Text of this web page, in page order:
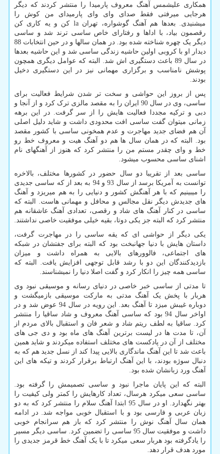
همکاری علیشمس آهنگ معروف پارمیدا را منتشر کردند که دیگر
هرجایی میرفتی فقط صدای وای وای پارمیدای من کوش را
میشنیدی. بعدها هم آهنگ گوشواره، تهرانla کن و یه کاری کن
رقصمون بیاد، با اداها و رفتارای خاص ساسی ترند شد و ساسی
دیگر یک چهره شناخته شده بود. در همان سالها و در حین انتخابات 88
دیدار او با کروبی اولین حاشیه زندگی ساسی شد و این حاشیه بعدها
در سال 89 باعث دستگیری اش شد. البته که عوامل دیگری همچون
پوشش نامناسب و برگزاری مهمانی نیز در این دستگیری دخیل
بودند.
پس از بروز این حواشی و سخت تر شدن شرایط فعالیت برای
ساسی، وی در سال 90 ایران را به مقصد مالزی ترک کرد و از آنجا و
دبی و ترکیه مجددا فعالیت هایش را از سر گرفت. در این برهه
زمانی میتوان گفت ساسی افت محدودی داشت و شاید دلیل اصلی
آن هم فضای جدید مهاجرت و عدم همخونی ساسی با کشور مقصد
بود. البته که در همان سال ها هم دو آهنگ هیت و معروف خط رو
خط و وای چقدر مستم من را منتشر کرد که هنوز از آهنگهای نام
اشنای ساسی محسوب میشود.
ساسی بعد از تقریبا دو سال حضور در کشورها مختلف، بالاخره
توانست به آمریکا برسد از سال 93 و 94 به بعد از که ساسی جدیدی
را میبینیم که با هر آهنگش کشور و دنیایی را به هم میریزد و آهنگ
های جدیدش دیگر نقل مجالس و محافل و مهمانی هاست. البته که
ساسی در کنار آهنگ های شاد و رقصی، تعدادی آهنگ عاشقانه هم
منتشر کرد که البته جز یکی دوتا، بقیه خیلی موفقیت خاصی نداشتند.
یکی دیگر از حواشی ای که یقه ساسی را در مهاجرت گرفت،
داستان هایش با دنیا جهانبخت بود که البته برای جفتشان در شبکه
های اجتماعی، فالوورهای بالایی به همراه داشت و میزان
بازدیدکنندگان این دو با رشد قابل توجهی افزایش یافت. البته که
ساسی همه چیز را انکار کرد و گفت اصلا دنیا را نمیشناسند.
تا مدتی از ساسی خبر خاصی در دنیای رسانه و موسیقی نبود وی
هربار با پخش یک آهنگ مدتی به مارکت موسیقی بازمیگشت و
دوباره غیبش میزد تا آهنگ بعد. این رویه در سال 94 عوض شد و در
اواخر سال 94 بود که ساسی آهنگ معروف و شاد ساقیا را منتشر
کرد. ساقیا به لطف ریتم شاد و شعر فان و استقبال بالای مردم از
آن، تا مدت ها در لیست برترین آهنگ های ماه بود و دی جی های
مختلف از آن در پادکست های مختلف استفاده میکردند و شاید همین
باعث شد تا این آهنگ ماندگاری بالایی پیدا کند از نسل جدید هم که به
دنبال سوژه بودند، با این آهنگ ارتباط برقرار کردند و تیکه های این
آهنگ ورد زبانشان شده بود.
البته که این پایان ماجرا نبود و ساسی تصمیمش را گرفته بود.
ساسی سعی میکرد هرسال، تعداد کارهایش را کمتر ولی کیفیت را
بهتر نگهدارد. او در سال 95 ابتدا آهنگ سلام را منتشر کرد که به دو
زبان عربی و فارسی بود و با استقبال خوبی مواجه شد. در ادامه
همان سال آهنگ نوش را منتشر کرد که باز هم سرانجام خوبی
داشت و موفقیت سال 95 ساسی را تضمین کرد. ساسی دیگر مسیر
را یادگرفته بود هربار سعی میکرد تا با یک آهنگ خط قرمز جدیدی را
مورد هدف قرار دهد.